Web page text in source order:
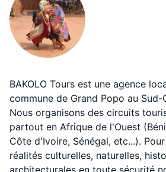
BAKOLO Tours est une agence
commune de Grand Popo au Sud-
Nous organisons des circuits
partout en Afrique de l'Ouest
Côte d'Ivoire, Sénégal, etc...).
réalités culturelles, naturelles,
architecturales en toute sécurité